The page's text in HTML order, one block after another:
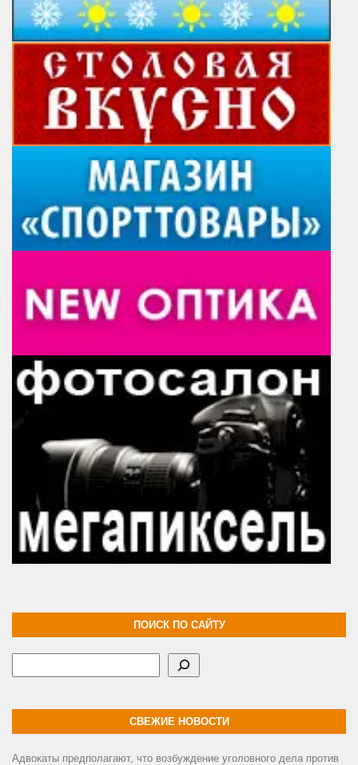
ПОИСК ПО САЙТУ
СВЕЖИЕ НОВОСТИ
Адвокаты предполагают, что возбуждение уголовного дела против